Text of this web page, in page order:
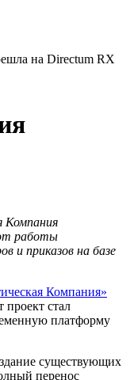
на Directum RX
Компания
работы
и приказов на базе
Компания»
стал
платформу
существующих
перенос